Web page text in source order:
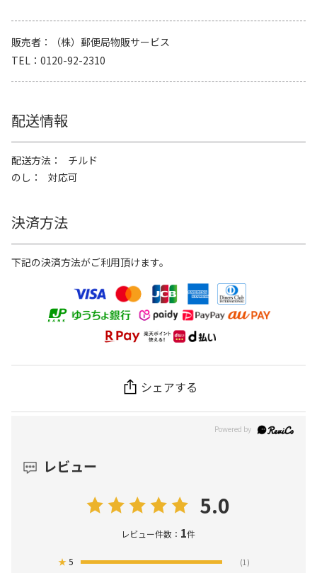
販売者
（株）郵便局物販サービス
TEL
0120-92-2310
配送情報
配送方法
チルド
のし
対応可
決済方法
下記の決済方法がご利用頂けます。
シェアする
レビュー
5.0
レビュー件数： 1件
★5 (1)